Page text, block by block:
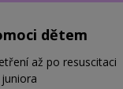
dětem
až po resuscitaci